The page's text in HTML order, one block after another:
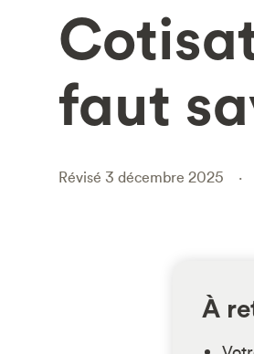
faut
Révisé 3 décembre 2025
À